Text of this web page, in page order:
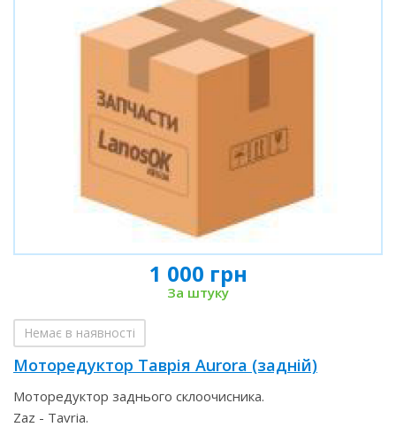
1 000 грн
За штуку
Немає в наявності
Моторедуктор Таврія Aurora (задній)
Моторедуктор заднього склоочисника.
Zaz - Tavria.